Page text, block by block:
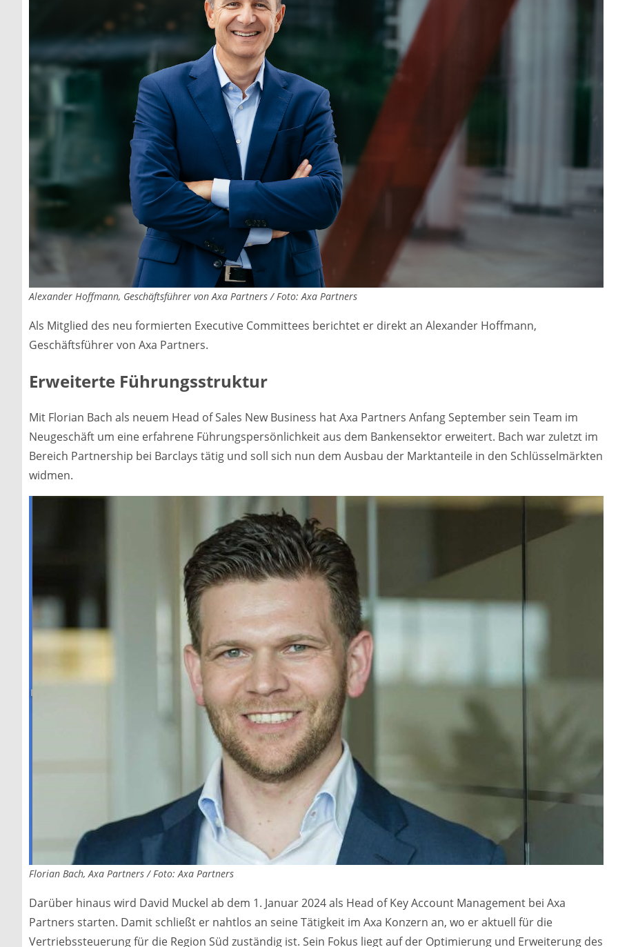
Alexander Hoffmann, Geschäftsführer von Axa Partners / Foto: Axa Partners
Als Mitglied des neu formierten Executive Committees berichtet er direkt an Alexander Hoffmann,
Geschäftsführer von Axa Partners.
Erweiterte Führungsstruktur
Mit Florian Bach als neuem Head of Sales New Business hat Axa Partners Anfang September sein Team im
Neugeschäft um eine erfahrene Führungspersönlichkeit aus dem Bankensektor erweitert. Bach war zuletzt im
Bereich Partnership bei Barclays tätig und soll sich nun dem Ausbau der Marktanteile in den Schlüsselmärkten
widmen.
Florian Bach, Axa Partners / Foto: Axa Partners
Darüber hinaus wird David Muckel ab dem 1. Januar 2024 als Head of Key Account Management bei Axa
Partners starten. Damit schließt er nahtlos an seine Tätigkeit im Axa Konzern an, wo er aktuell für die
Vertriebssteuerung für die Region Süd zuständig ist. Sein Fokus liegt auf der Optimierung und Erweiterung des